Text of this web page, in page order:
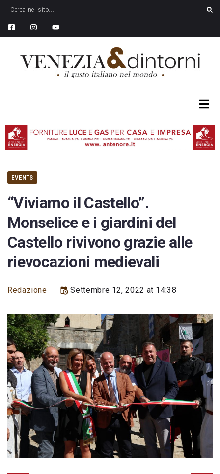
EVENTS
“Viviamo il Castello”.
Monselice e i giardini del
Castello rivivono grazie alle
rievocazioni medievali
Redazione Settembre 12, 2022 at 14:38